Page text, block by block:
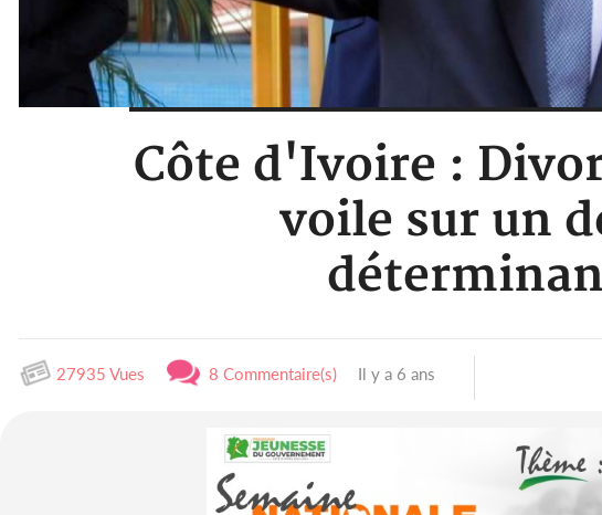
Côte d'Ivoire :
voile sur un
27935 Vues 8 Commentaire(s) Il y a 6 ans